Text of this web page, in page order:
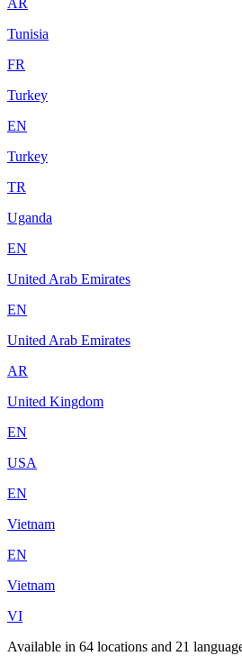
AR
Tunisia
FR
Turkey
EN
Turkey
TR
Uganda
EN
United Arab Emirates
EN
United Arab Emirates
AR
United Kingdom
EN
USA
EN
Vietnam
EN
Vietnam
VI
Available in 64 locations and 21